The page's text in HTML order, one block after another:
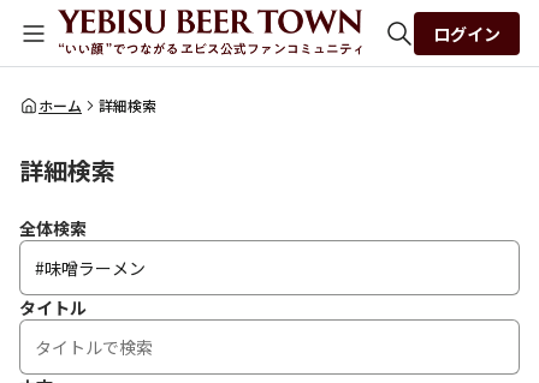
全体検索
ログイン
ホーム 詳細検索
詳細検索
全体検索
タイトル